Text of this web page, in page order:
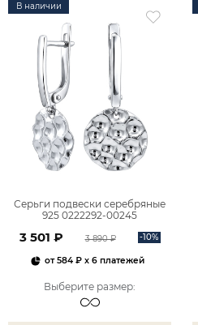
В наличии
Серьги подвески серебряные
925 0222292-00245
3 501 ₽ 3 890 ₽ -10%
от584 ₽ x 6 платежей
Выберите размер: